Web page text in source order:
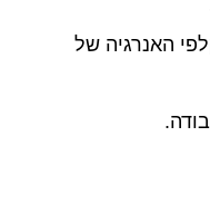
האנרגיה של